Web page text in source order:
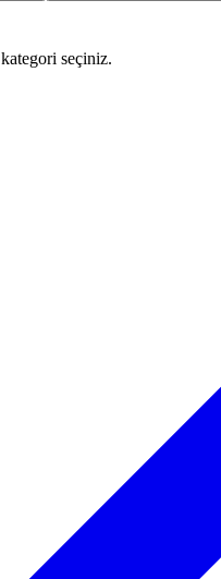
seçiniz.